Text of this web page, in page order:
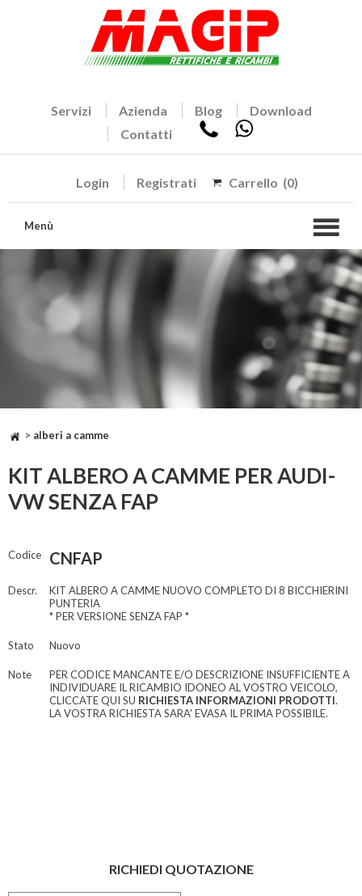
Servizi Azienda Blog
Download
Contatti
Login Registrati Carrello (0)
Menù
> alberi a camme
KIT ALBERO A CAMME PER AUDI-
VW SENZA FAP
Codice CNFAP
Descr.
KIT ALBERO A CAMME NUOVO COMPLETO DI 8 BICCHIERINI
PUNTERIA
* PER VERSIONE SENZA FAP *
Stato Nuovo
Note
PER CODICE MANCANTE E/O DESCRIZIONE INSUFFICIENTE A
INDIVIDUARE IL RICAMBIO IDONEO AL VOSTRO VEICOLO,
CLICCATE QUI SU RICHIESTA INFORMAZIONI PRODOTTI.
LA VOSTRA RICHIESTA SARA' EVASA IL PRIMA POSSIBILE.
RICHIEDI QUOTAZIONE